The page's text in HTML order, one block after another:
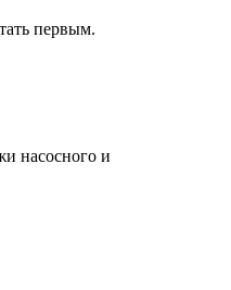
первым.
насосного и